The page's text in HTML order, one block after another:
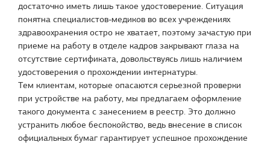
достаточно иметь лишь такое удостоверение. Ситуация
понятна специалистов-медиков во всех учреждениях
здравоохранения остро не хватает, поэтому зачастую при
приеме на работу в отделе кадров закрывают глаза на
отсутствие сертификата, довольствуясь лишь наличием
удостоверения о прохождении интернатуры.
Тем клиентам, которые опасаются серьезной проверки
при устройстве на работу, мы предлагаем оформление
такого документа с занесением в реестр. Это должно
устранить любое беспокойство, ведь внесение в список
официальных бумаг гарантирует успешное прохождение